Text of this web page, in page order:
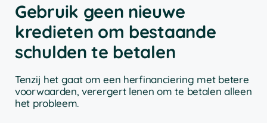
Gebruik geen nieuwe
kredieten om bestaande
schulden te betalen
Tenzij het gaat om een herfinanciering met betere
voorwaarden, verergert lenen om te betalen alleen
het probleem.